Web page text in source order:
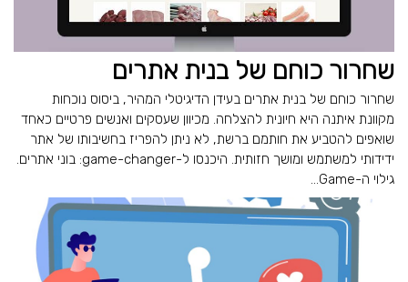
שחרור כוחם של בנית אתרים
שחרור כוחם של בנית אתרים בעידן הדיגיטלי המהיר, ביסוס נוכחות
מקוונת איתנה היא חיונית להצלחה. מכיוון שעסקים ואנשים פרטיים כאחד
שואפים להטביע את חותמם ברשת, לא ניתן להפריז בחשיבותו של אתר
ידידותי למשתמש ומושך חזותית. היכנסו ל-game-changer: בוני אתרים.
גילוי ה-Game...